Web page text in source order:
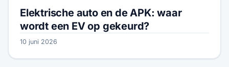
Elektrische auto en de APK: waar
wordt een EV op gekeurd?
10 juni 2026